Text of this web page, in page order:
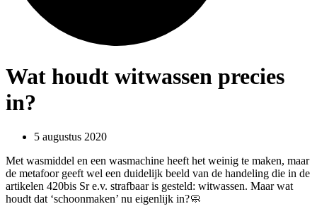
Wat houdt witwassen precies
in?
5 augustus 2020
Met wasmiddel en een wasmachine heeft het weinig te maken, maar
de metafoor geeft wel een duidelijk beeld van de handeling die in de
artikelen 420bis Sr e.v. strafbaar is gesteld: witwassen. Maar wat
houdt dat ‘schoonmaken’ nu eigenlijk in?🧼